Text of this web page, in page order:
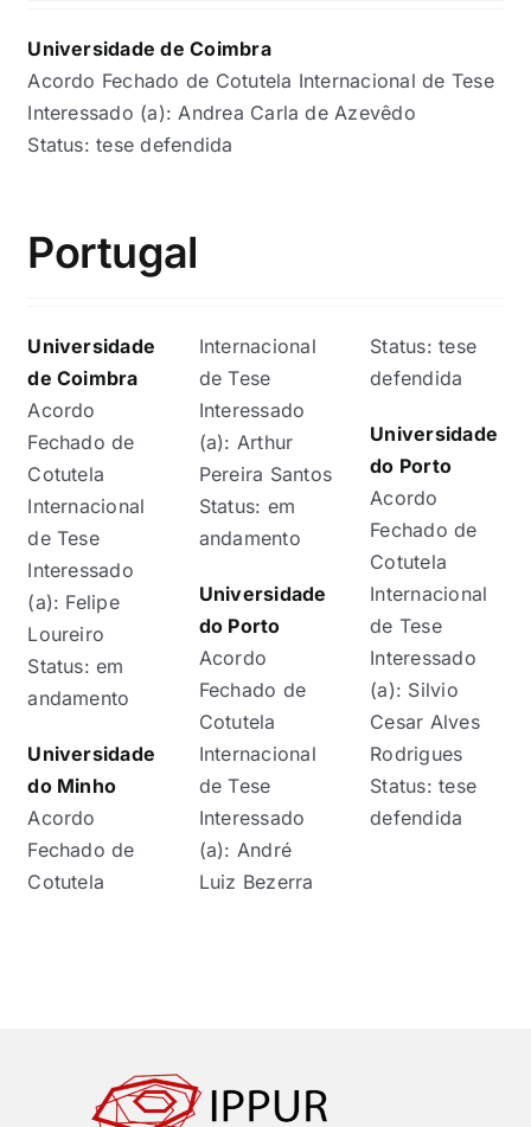
Universidade de Coimbra
Acordo Fechado de Cotutela Internacional de Tese
Interessado (a): Andrea Carla de Azevêdo
Status: tese defendida
Portugal
Universidade
de Coimbra
Acordo
Fechado de
Cotutela
Internacional
de Tese
Interessado
(a): Felipe
Loureiro
Status: em
andamento
Universidade
do Minho
Acordo
Fechado de
Cotutela
Internacional
de Tese
Interessado
(a): Arthur
Pereira Santos
Status: em
andamento
Universidade
do Porto
Acordo
Fechado de
Cotutela
Internacional
de Tese
Interessado
(a): André
Luiz Bezerra
Status: tese
defendida
Universidade
do Porto
Acordo
Fechado de
Cotutela
Internacional
de Tese
Interessado
(a): Silvio
Cesar Alves
Rodrigues
Status: tese
defendida